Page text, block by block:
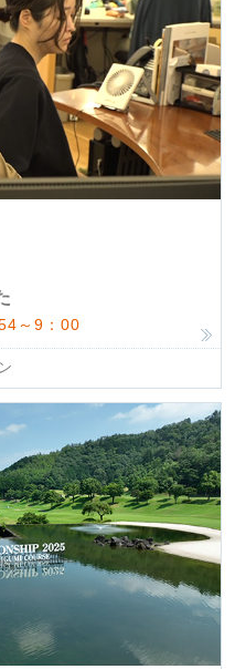
～9：00